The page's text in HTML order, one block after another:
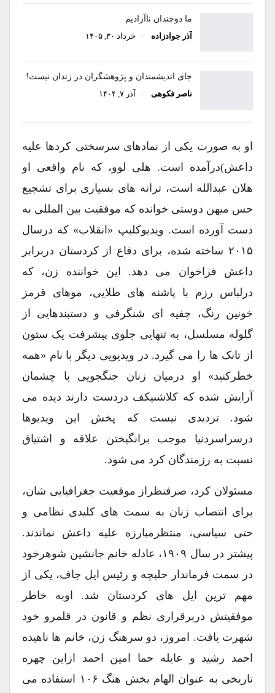
ما دوچندان ناآزادیم
آذر جوادزاده
خرداد ۳۰, ۱۴۰۵
جای اندیشمندان و پژوهشگران در زندان نیست!
ناصر فکوهی
آذر ۷, ۱۴۰۴
او به صورت یکی از نمادهای سرسختی کردها علیه
داعش)درآمده است. هلی لوو، که نام واقعی او
هلان عبدالله است، ترانه های بسیاری برای تشجیع
حس میهن دوستی خوانده که موفقیت بین المللی به
دست آورده است. ویدیوکلیپ «انقلاب» که درسال
۲۰۱۵ ساخته شده، برای دفاع از کردستان دربرابر
داعش فراخوان می دهد. این خواننده زن، که
درلباس رزم با پاشنه های طلایی، موهای قرمز
خونین رنگ، چفیه ای شنگرفی و دستبندهایی از
گلوله مسلسل، به تنهایی جلوی پیشرفت یک ستون
از تانک ها را می گیرد. در ویدیویی دیگر با نام «همه
خطرکنید» او درمیان زنان جنگجویی با چشمان
آرایش شده که کلاشنیکف دردست دارند دیده می
شود. تردیدی نیست که پخش این ویدیوها
درسراسردنیا موجب برانگیختن علاقه و اشتیاق
نسبت به رزمندگان کرد می شود.
مسئولان کرد، صرفنظراز موقعیت جغرافیایی شان،
برای انتصاب زنان به سمت های کلیدی نظامی و
حتی سیاسی، منتظرمبارزه علیه داعش نماندند.
پیشتر در سال ۱۹۰۹، عادله خانم جانشین شوهرخود
در سمت فرماندار حلبچه و رئیس ایل جاف، یکی از
مهم ترین ایل های کردستان شد. اوبه خاطر
موفقیتش دربرقراری نظم و قانون در قلمرو خود
شهرت یافت. امروز، دو سرهنگ زن، خانم ها ناهیده
احمد رشید و عایله حما امین احمد ازاین چهره
تاریخی به عنوان الهام بخش هنگ ۱۰۶ استفاده می